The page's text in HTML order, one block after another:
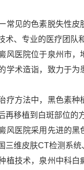
见的色素脱失性皮肤
术、专业的医疗团队
医院位于泉州市，地
学术造诣，致力于
方法中，黑色素种植
再移植到白斑部位的
医院采用先进的黑色
三维皮肤CT检测系
技术，泉州中科白癜